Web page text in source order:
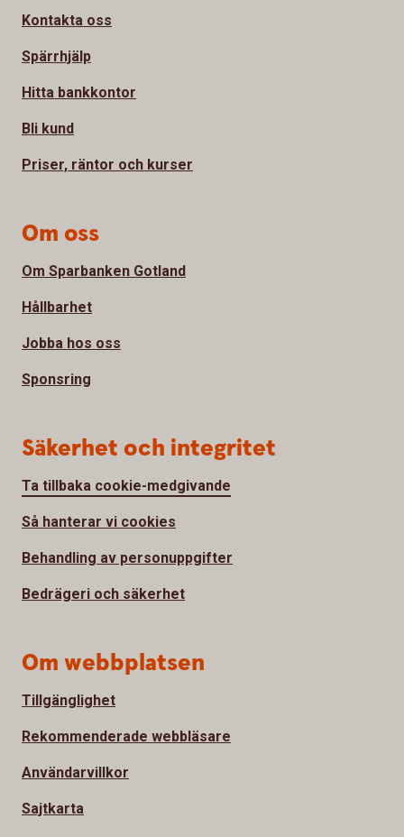
Kontakta oss
Spärrhjälp
Hitta bankkontor
Bli kund
Priser, räntor och kurser
Om oss
Om Sparbanken Gotland
Hållbarhet
Jobba hos oss
Sponsring
Säkerhet och integritet
Ta tillbaka cookie-medgivande
Så hanterar vi cookies
Behandling av personuppgifter
Bedrägeri och säkerhet
Om webbplatsen
Tillgänglighet
Rekommenderade webbläsare
Användarvillkor
Sajtkarta